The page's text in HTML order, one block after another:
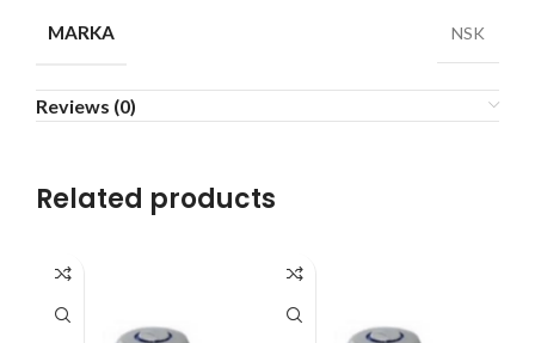
MARKA NSK
Reviews (0)
Related products